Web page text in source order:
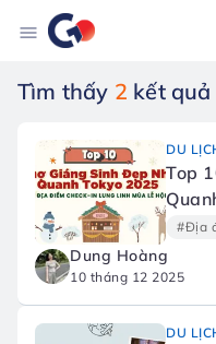
Tìm thấy 2 kết
DU
Top
#Địa
Dung Hoàng
10 tháng 12 2025
DU